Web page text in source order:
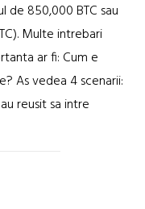
850,000 BTC sau
Multe intrebari
ar fi: Cum e
As vedea 4 scenarii:
reusit sa intre